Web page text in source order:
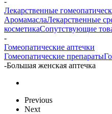
Лекарственные
АромамаслаЛекарственные
косметикаСопутствующие
-
Гомеопатические аптечки
Гомеопатические препараты
-Большая женская аптечка
Previous
Next